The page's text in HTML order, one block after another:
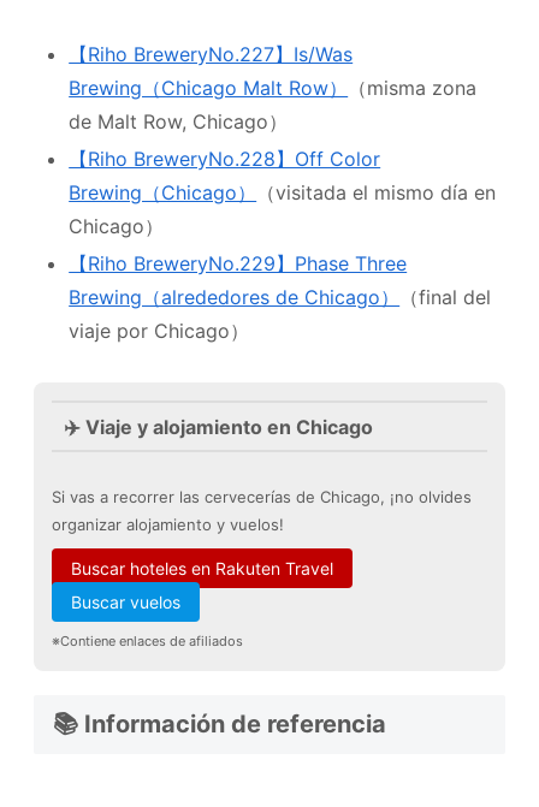
【Riho BreweryNo.227】Is/Was
Brewing（Chicago Malt Row）
（misma zona
de Malt Row, Chicago）
【Riho BreweryNo.228】Off Color
Brewing（Chicago）
（visitada el mismo día en
Chicago）
【Riho BreweryNo.229】Phase Three
Brewing（alrededores de Chicago）
（final del
viaje por Chicago）
✈️ Viaje y alojamiento en Chicago
Si vas a recorrer las cervecerías de Chicago, ¡no olvides
organizar alojamiento y vuelos!
Buscar hoteles en Rakuten Travel
Buscar vuelos
※Contiene enlaces de afiliados
📚 Información de referencia